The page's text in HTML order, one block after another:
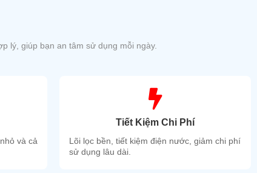
lý, giúp bạn an tâm sử dụng mỗi ngày.
và cả
Tiết Kiệm Chi Phí
Lõi lọc bền, tiết kiệm điện nước, giảm chi phí
sử dụng lâu dài.